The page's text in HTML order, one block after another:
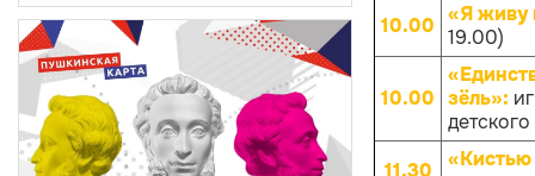
10.00 «Я живу
19.00)
10.00 зёль»:
11.30